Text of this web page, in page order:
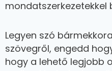
mondatszerkezetekkel
Legyen szó
szövegről, engedd
hogy a lehető legjobb